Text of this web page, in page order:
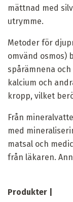
mättnad med
utrymme.
Metoder för
omvänd osmos)
spårämnena
kalcium och
kropp, vilket
Från
med
matsal och
från läkaren.
Produkter |